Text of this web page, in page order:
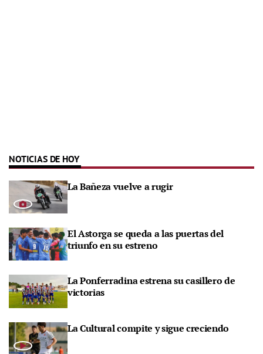
NOTICIAS DE HOY
La Bañeza vuelve a rugir
El Astorga se queda a las puertas del
triunfo en su estreno
La Ponferradina estrena su casillero de
victorias
La Cultural compite y sigue creciendo